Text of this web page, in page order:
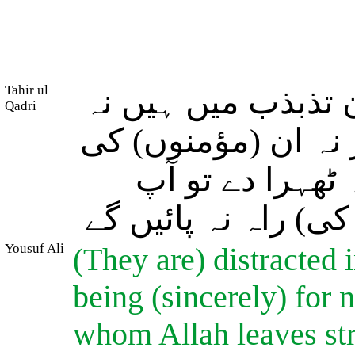
Tahir ul
Qadri
تذبذب میں ہیں نہ
ان (مؤمنوں) کی
دے تو آپ
راہ نہ پائیں گے
Yousuf Ali
(They are)
being (sincerely) for
whom Allah leaves